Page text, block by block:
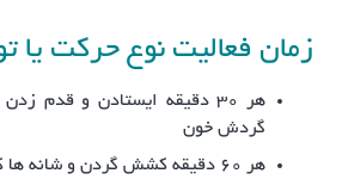
زمان فعالیت نوع حرکت
گردش خون
هر ۶۰ دقیقه کشش گردن و شانه ها کاهش تنش عضلانی